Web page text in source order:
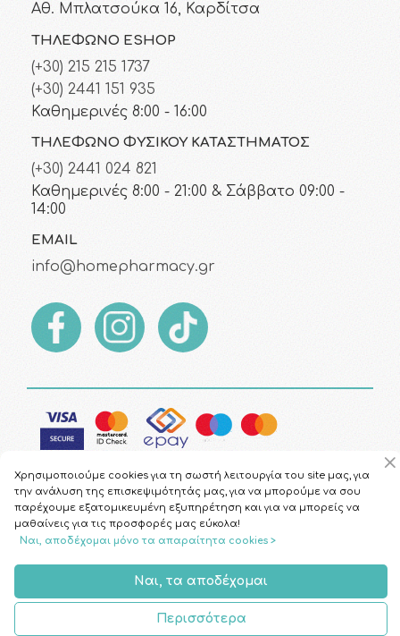
Αθ. Μπλατσούκα 16, Καρδίτσα
ΤΗΛΈΦΩΝΟ ESHOP
(+30) 215 215 1737
(+30) 2441 151 935
Καθημερινές 8:00 - 16:00
ΤΗΛΈΦΩΝΟ ΦΥΣΙΚΟΎ ΚΑΤΑΣΤΉΜΑΤΟΣ
(+30) 2441 024 821
Καθημερινές 8:00 - 21:00 & Σάββατο 09:00 -
14:00
EMAIL
info@homepharmacy.gr
Copyright © 2026HomePharmacy.gr
Χρησιμοποιούμε cookies για τη σωστή λειτουργία του site μας, για
την ανάλυση της επισκεψιμότητάς μας, για να μπορούμε να σου
παρέχουμε εξατομικευμένη εξυπηρέτηση και για να μπορείς να
μαθαίνεις για τις προσφορές μας εύκολα!
Ναι, αποδέχομαι μόνο τα απαραίτητα cookies >
Ναι, τα αποδέχομαι
Περισσότερα